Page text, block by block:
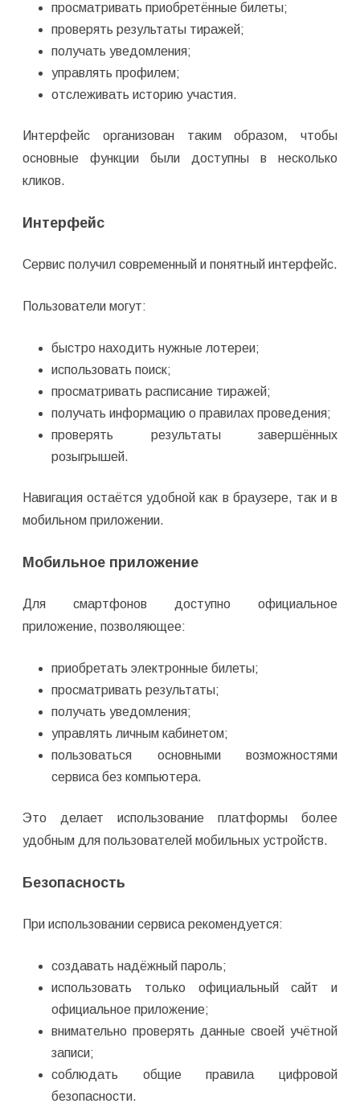
просматривать приобретённые билеты;
проверять результаты тиражей;
получать уведомления;
управлять профилем;
отслеживать историю участия.
Интерфейс организован таким образом, чтобы
основные функции были доступны в несколько
кликов.
Интерфейс
Сервис получил современный и понятный интерфейс.
Пользователи могут:
быстро находить нужные лотереи;
использовать поиск;
просматривать расписание тиражей;
получать информацию о правилах проведения;
проверять результаты завершённых
розыгрышей.
Навигация остаётся удобной как в браузере, так и в
мобильном приложении.
Мобильное приложение
Для смартфонов доступно официальное
приложение, позволяющее:
приобретать электронные билеты;
просматривать результаты;
получать уведомления;
управлять личным кабинетом;
пользоваться основными возможностями
сервиса без компьютера.
Это делает использование платформы более
удобным для пользователей мобильных устройств.
Безопасность
При использовании сервиса рекомендуется:
создавать надёжный пароль;
использовать только официальный сайт и
официальное приложение;
внимательно проверять данные своей учётной
записи;
соблюдать общие правила цифровой
безопасности.